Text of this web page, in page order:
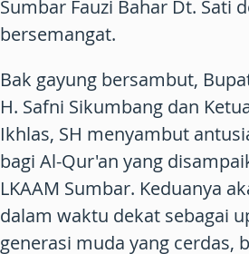
Sumbar Fauzi Bahar Dt. Sati
bersemangat.
Bak gayung bersambut,
H. Safni Sikumbang dan
Ikhlas, SH menyambut
bagi Al-Qur'an yang
LKAAM Sumbar. Keduanya
dalam waktu dekat sebagai
generasi muda yang cerdas,